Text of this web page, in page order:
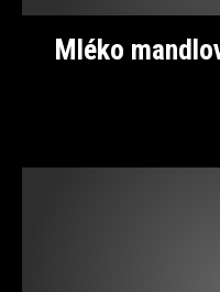
Mléko